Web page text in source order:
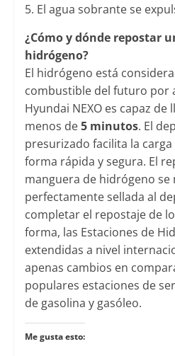
5. El agua sobrante se
¿Cómo y dónde repostar
hidrógeno?
El hidrógeno está
combustible del futuro por
Hyundai NEXO es capaz
menos de5 minutos. El
presurizado facilita la
forma rápida y segura. El
manguera de hidrógeno se
perfectamente sellada al
completar el repostaje de
forma, las Estaciones de
extendidas a nivel
apenas cambios en
populares estaciones de
de gasolina y gasóleo.
Me gusta esto: